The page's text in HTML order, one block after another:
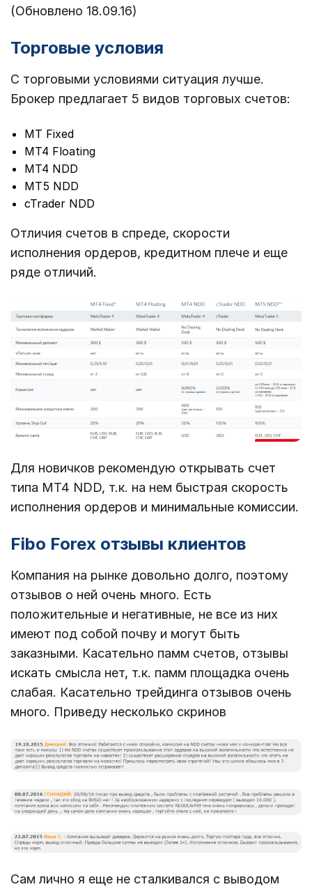
(Обновлено 18.09.16)
Торговые условия
С торговыми условиями ситуация лучше.
Брокер предлагает 5 видов торговых счетов:
MT Fixed
MT4 Floating
MT4 NDD
MT5 NDD
cTrader NDD
Отличия счетов в спреде, скорости
исполнения ордеров, кредитном плече и еще
ряде отличий.
Для новичков рекомендую открывать счет
типа MT4 NDD, т.к. на нем быстрая скорость
исполнения ордеров и минимальные комиссии.
Fibo Forex отзывы клиентов
Компания на рынке довольно долго, поэтому
отзывов о ней очень много. Есть
положительные и негативные, не все из них
имеют под собой почву и могут быть
заказными. Касательно памм счетов, отзывы
искать смысла нет, т.к. памм площадка очень
слабая. Касательно трейдинга отзывов очень
много. Приведу несколько скринов
Сам лично я еще не сталкивался с выводом